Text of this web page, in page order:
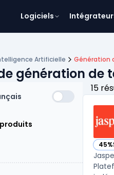
Logiciels
Artificielle Génération
génération de
15
45%
—